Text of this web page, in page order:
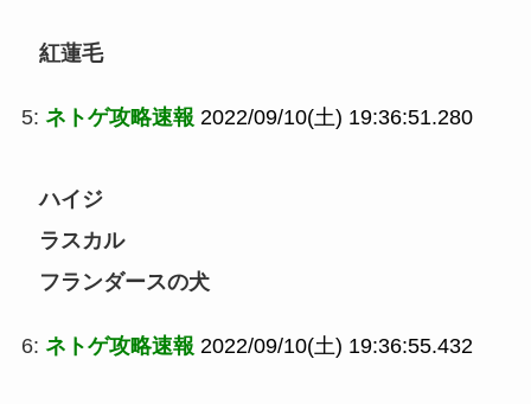
紅蓮毛
5: ネトゲ攻略速報 2022/09/10(土) 19:36:51.280
ハイジ
ラスカル
フランダースの犬
6: ネトゲ攻略速報 2022/09/10(土) 19:36:55.432